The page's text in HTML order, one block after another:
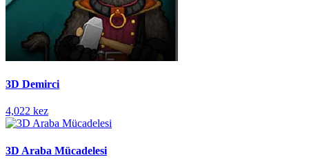
3D Demirci
4,022 kez
3D Araba Mücadelesi